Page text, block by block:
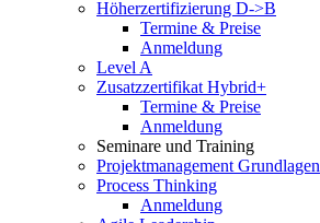
Höherzertifizierung D->B
Termine & Preise
Anmeldung
Level A
Zusatzzertifikat Hybrid+
Termine & Preise
Anmeldung
Seminare und Training
Projektmanagement Grundlagen
Process Thinking
Anmeldung